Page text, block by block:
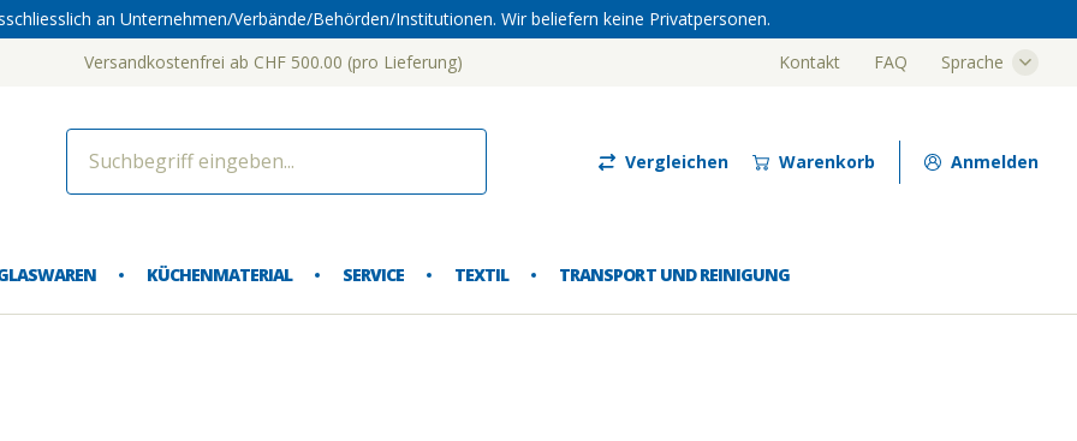
Versandkostenfrei ab CHF 500.00 (pro Lieferung) Kontakt FAQ Sprache
Vergleichen Warenkorb Anmelden
KÜCHENMATERIAL SERVICE TEXTIL TRANSPORT UND REINIGUNG
an Unternehmen/Verbände/Behörden/Institutionen. Wir beliefern keine Privatpersonen.